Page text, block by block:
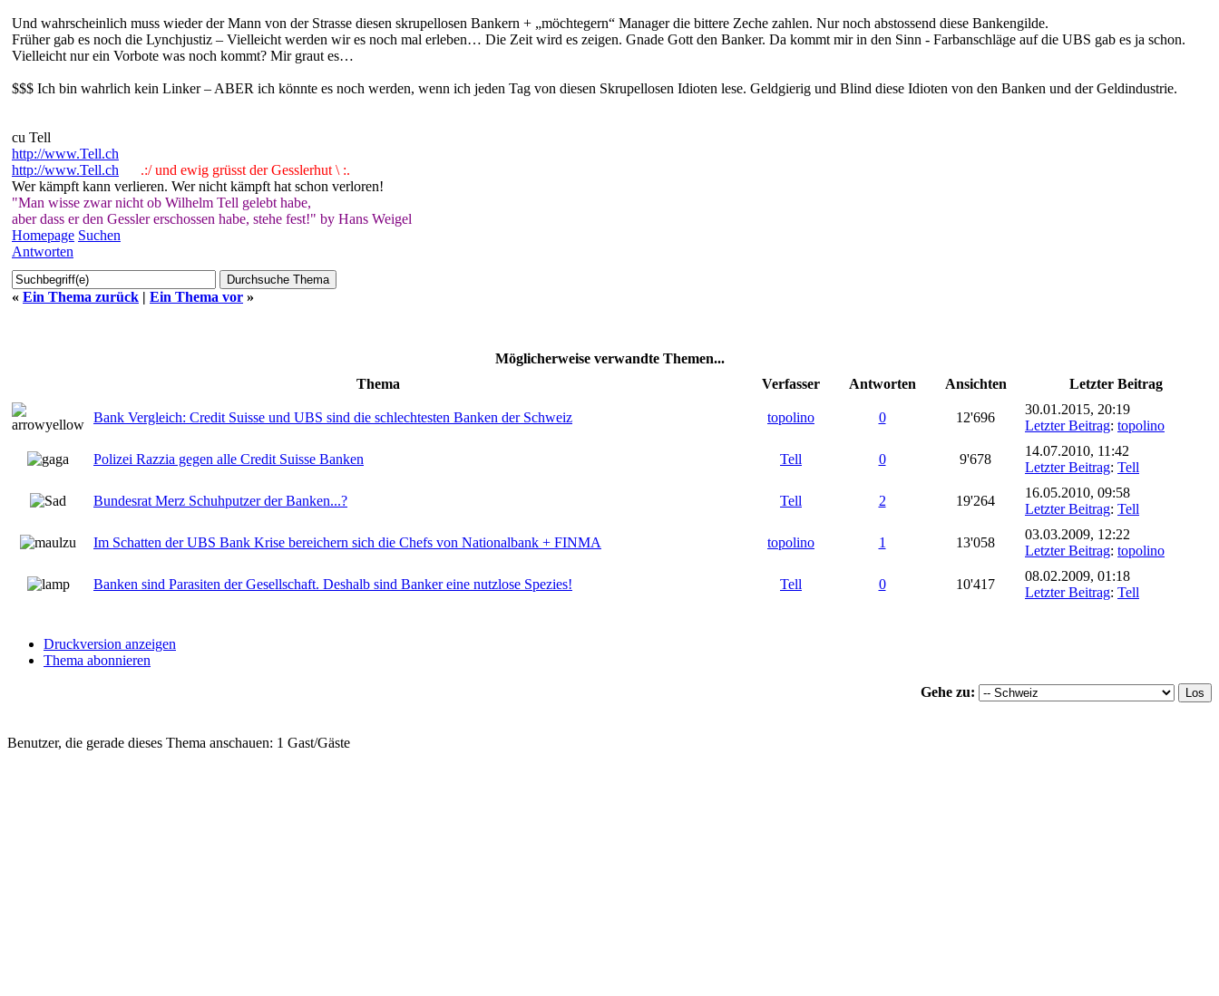
Und wahrscheinlich muss wieder der Mann von der Strasse diesen skrupellosen Bankern + „möchtegern“ Manager die bittere Zeche zahlen. Nur noch abstossend diese Bankengilde.
Früher gab es noch die Lynchjustiz – Vielleicht werden wir es noch mal erleben… Die Zeit wird es zeigen. Gnade Gott den Banker. Da kommt mir in den Sinn - Farbanschläge auf die UBS gab es ja schon.
Vielleicht nur ein Vorbote was noch kommt? Mir graut es…
$$$ Ich bin wahrlich kein Linker – ABER ich könnte es noch werden, wenn ich jeden Tag von diesen Skrupellosen Idioten lese. Geldgierig und Blind diese Idioten von den Banken und der Geldindustrie.
cu Tell
http://www.Tell.ch
http://www.Tell.ch
.:/ und ewig grüsst der Gesslerhut \ :.
Wer kämpft kann verlieren. Wer nicht kämpft hat schon verloren!
"Man wisse zwar nicht ob Wilhelm Tell gelebt habe,
aber dass er den Gessler erschossen habe, stehe fest!" by Hans Weigel
Homepage Suchen
Antworten
« Ein Thema zurück | Ein Thema vor »
Möglicherweise verwandte Themen...
Thema
Verfasser Antworten Ansichten Letzter Beitrag
Bank Vergleich: Credit Suisse und UBS sind die schlechtesten Banken der Schweiz topolino 0 12'696
30.01.2015, 20:19
Letzter Beitrag: topolino
Polizei Razzia gegen alle Credit Suisse Banken Tell 0 9'678
14.07.2010, 11:42
Letzter Beitrag: Tell
Bundesrat Merz Schuhputzer der Banken...? Tell 2 19'264
16.05.2010, 09:58
Letzter Beitrag: Tell
Im Schatten der UBS Bank Krise bereichern sich die Chefs von Nationalbank + FINMA topolino 1 13'058
03.03.2009, 12:22
Letzter Beitrag: topolino
Banken sind Parasiten der Gesellschaft. Deshalb sind Banker eine nutzlose Spezies! Tell 0 10'417
08.02.2009, 01:18
Letzter Beitrag: Tell
Druckversion anzeigen
Thema abonnieren
Gehe zu:
Benutzer, die gerade dieses Thema anschauen: 1 Gast/Gäste